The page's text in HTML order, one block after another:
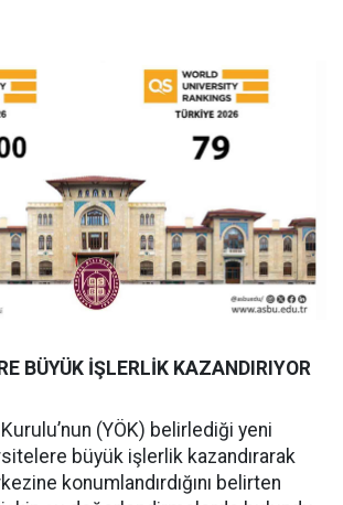
BÜYÜK İŞLERLİK KAZANDIRIYOR
(YÖK) belirlediği yeni
büyük işlerlik kazandırarak
konumlandırdığını belirten